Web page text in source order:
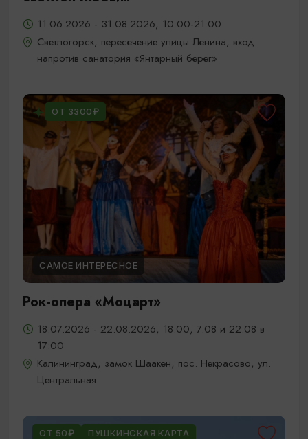
11.06.2026 - 31.08.2026, 10:00-21:00
Светлогорск, пересечение улицы Ленина, вход
напротив санатория «Янтарный берег»
ОТ 3300₽
САМОЕ ИНТЕРЕСНОЕ
Рок-опера «Моцарт»
18.07.2026 - 22.08.2026, 18:00, 7.08 и 22.08 в
17:00
Калининград, замок Шаакен, пос. Некрасово, ул.
Центральная
ОТ 50₽ ПУШКИНСКАЯ КАРТА